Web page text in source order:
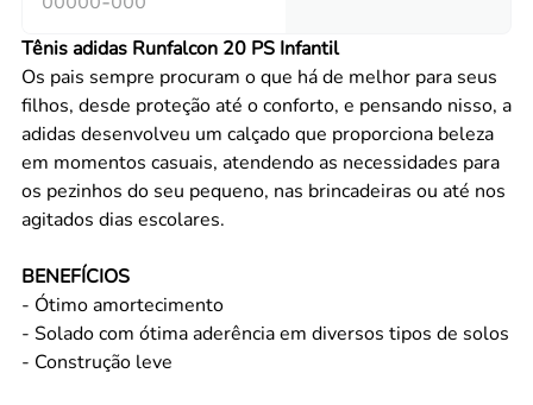
Tênis adidas Runfalcon 20 PS Infantil
Os pais sempre procuram o que há de melhor para seus
filhos, desde proteção até o conforto, e pensando nisso, a
adidas desenvolveu um calçado que proporciona beleza
em momentos casuais, atendendo as necessidades para
os pezinhos do seu pequeno, nas brincadeiras ou até nos
agitados dias escolares.
BENEFÍCIOS
- Ótimo amortecimento
- Solado com ótima aderência em diversos tipos de solos
- Construção leve